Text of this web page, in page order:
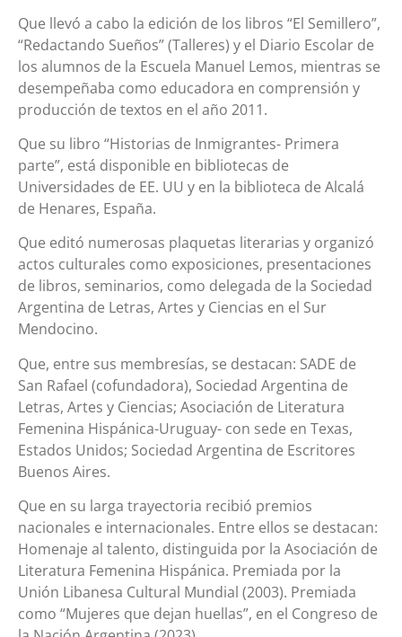
Que llevó a cabo la edición de los libros “El Semillero”,
“Redactando Sueños” (Talleres) y el Diario Escolar de
los alumnos de la Escuela Manuel Lemos, mientras se
desempeñaba como educadora en comprensión y
producción de textos en el año 2011.
Que su libro “Historias de Inmigrantes- Primera
parte”, está disponible en bibliotecas de
Universidades de EE. UU y en la biblioteca de Alcalá
de Henares, España.
Que editó numerosas plaquetas literarias y organizó
actos culturales como exposiciones, presentaciones
de libros, seminarios, como delegada de la Sociedad
Argentina de Letras, Artes y Ciencias en el Sur
Mendocino.
Que, entre sus membresías, se destacan: SADE de
San Rafael (cofundadora), Sociedad Argentina de
Letras, Artes y Ciencias; Asociación de Literatura
Femenina Hispánica-Uruguay- con sede en Texas,
Estados Unidos; Sociedad Argentina de Escritores
Buenos Aires.
Que en su larga trayectoria recibió premios
nacionales e internacionales. Entre ellos se destacan:
Homenaje al talento, distinguida por la Asociación de
Literatura Femenina Hispánica. Premiada por la
Unión Libanesa Cultural Mundial (2003). Premiada
como “Mujeres que dejan huellas”, en el Congreso de